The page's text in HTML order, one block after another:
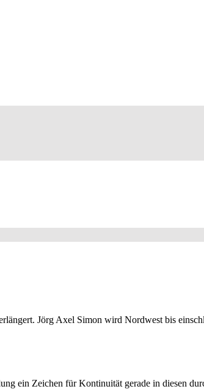
Jörg Axel Simon wird Nordwest bis
ein Zeichen für Kontinuität gerade in diesen